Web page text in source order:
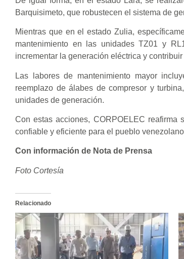
Barquisimeto, que robustecen el sistema de
Mientras que en el estado Zulia,
mantenimiento en las unidades TZ01 y
incrementar la generación eléctrica y
Las labores de mantenimiento mayor
reemplazo de álabes de compresor y
unidades de generación.
Con estas acciones, CORPOELEC
confiable y eficiente para el pueblo
Con información de Nota de Prensa
Foto Cortesía
Relacionado